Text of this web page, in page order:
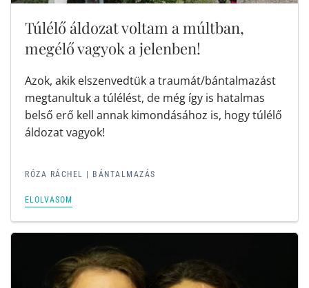
Túlélő áldozat voltam a múltban,
megélő vagyok a jelenben!
Azok, akik elszenvedtük a traumát/bántalmazást
megtanultuk a túlélést, de még így is hatalmas
belső erő kell annak kimondásához is, hogy túlélő
áldozat vagyok!
RÓZA RÁCHEL | BÁNTALMAZÁS
ELOLVASOM